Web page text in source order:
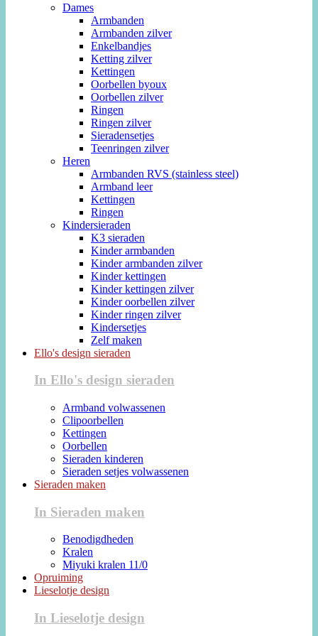
Dames
Armbanden
Armbanden zilver
Enkelbandjes
Ketting zilver
Kettingen
Oorbellen byoux
Oorbellen zilver
Ringen
Ringen zilver
Sieradensetjes
Teenringen zilver
Heren
Armbanden RVS (stainless steel)
Armband leer
Kettingen
Ringen
Kindersieraden
K3 sieraden
Kinder armbanden
Kinder armbanden zilver
Kinder kettingen
Kinder kettingen zilver
Kinder oorbellen zilver
Kinder ringen zilver
Kindersetjes
Zelf maken
Ello's design sieraden
In Ello's design sieraden
Armband volwassenen
Clipoorbellen
Kettingen
Oorbellen
Sieraden kinderen
Sieraden setjes volwassenen
Sieraden maken
In Sieraden maken
Benodigdheden
Kralen
Miyuki kralen 11/0
Opruiming
Lieselotje design
In Lieselotje design